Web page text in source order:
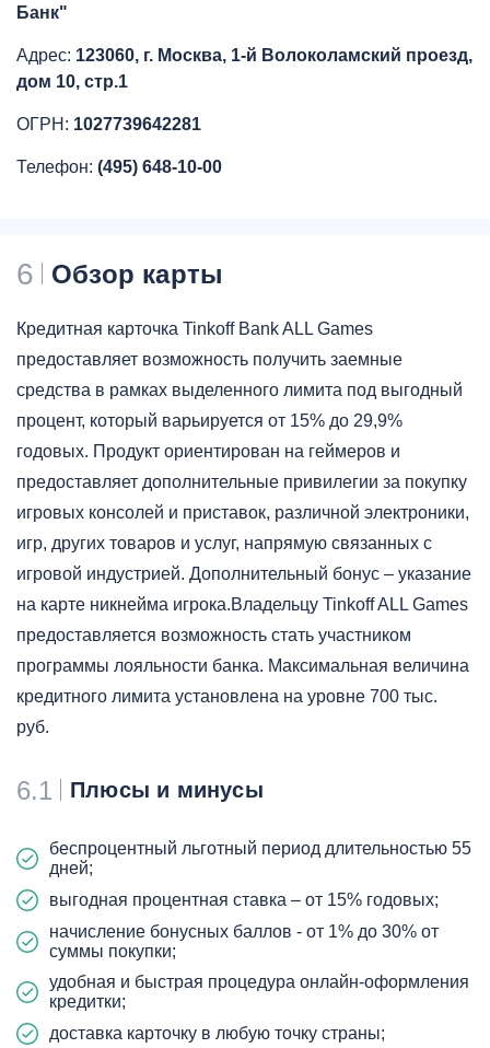
Банк"
Адрес: 123060, г. Москва, 1-й Волоколамский проезд,
дом 10, стр.1
ОГРН: 1027739642281
Телефон: (495) 648-10-00
6 Обзор карты
Кредитная карточка Tinkoff Bank ALL Games
предоставляет возможность получить заемные
средства в рамках выделенного лимита под выгодный
процент, который варьируется от 15% до 29,9%
годовых. Продукт ориентирован на геймеров и
предоставляет дополнительные привилегии за покупку
игровых консолей и приставок, различной электроники,
игр, других товаров и услуг, напрямую связанных с
игровой индустрией. Дополнительный бонус – указание
на карте никнейма игрока.Владельцу Tinkoff ALL Games
предоставляется возможность стать участником
программы лояльности банка. Максимальная величина
кредитного лимита установлена на уровне 700 тыс.
руб.
6.1 Плюсы и минусы
беспроцентный льготный период длительностью 55
дней;
выгодная процентная ставка – от 15% годовых;
начисление бонусных баллов - от 1% до 30% от
суммы покупки;
удобная и быстрая процедура онлайн-оформления
кредитки;
доставка карточку в любую точку страны;